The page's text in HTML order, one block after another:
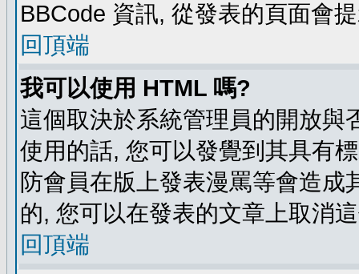
BBCode 資訊, 從發表的頁面會
回頂端
我可以使用 HTML 嗎?
這個取決於系統管理員的開放與
使用的話, 您可以發覺到其具有
防會員在版上發表漫罵等會造
的, 您可以在發表的文章上取消
回頂端